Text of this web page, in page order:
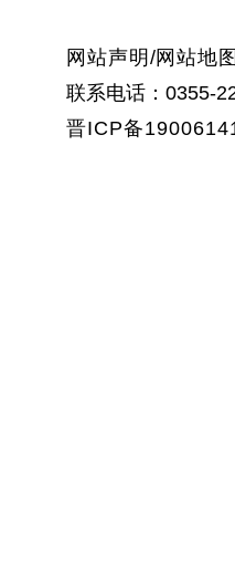
网站声明 /网站地图
联系电话：0355-
晋ICP备